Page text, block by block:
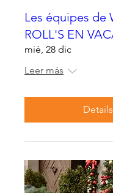
Les équipes de
ROLL'S EN
mié, 28 dic
Leer más
Details